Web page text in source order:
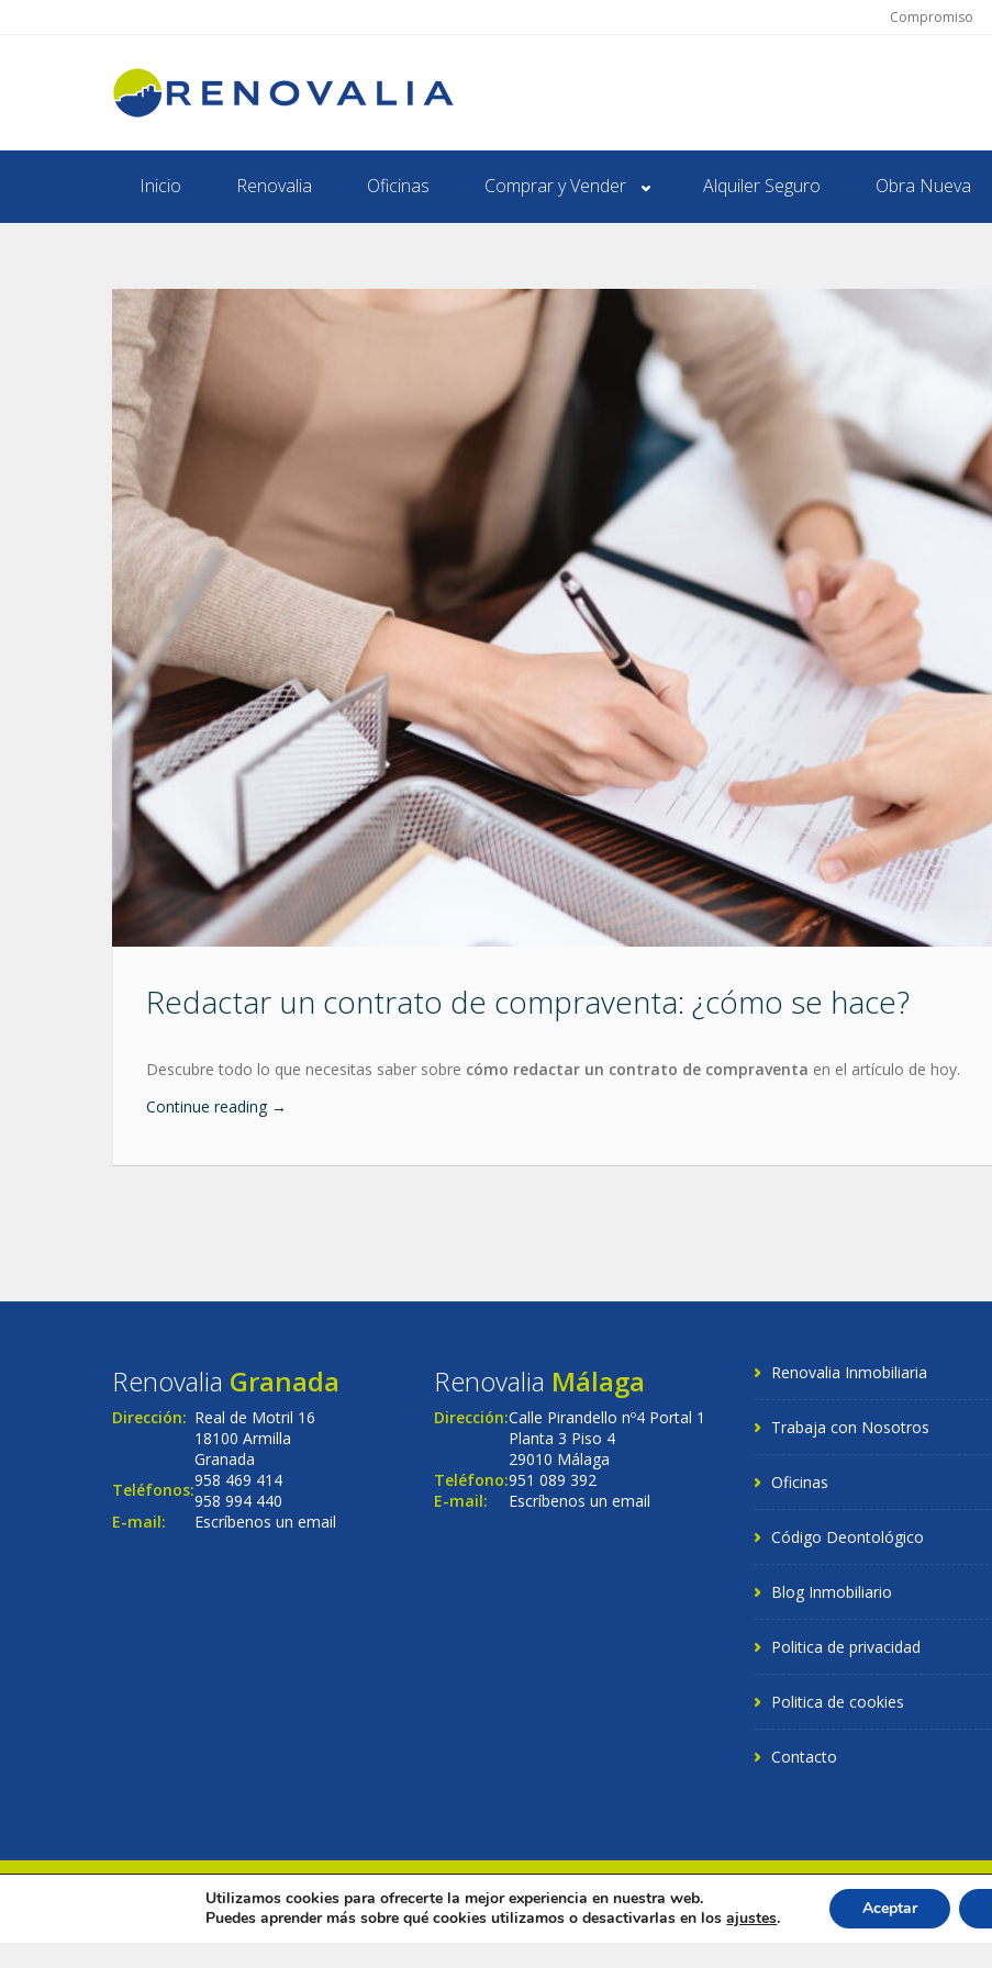
Compromiso
Inicio Renovalia Oficinas Comprar y Vender Alquiler Seguro Obra Nueva
Redactar un contrato de compraventa: ¿cómo se hace?
Descubre todo lo que necesitas saber sobre cómo redactar un contrato de compraventa en el artículo de hoy.
Continue reading →
Renovalia Granada
Dirección: Real de Motril 16
18100 Armilla
Granada
Teléfonos:958 469 414
958 994 440
E-mail:
Escríbenos un email
Renovalia Málaga
Dirección:Calle Pirandello nº4 Portal 1
Planta 3 Piso 4
29010 Málaga
Teléfono:951 089 392
E-mail:
Escríbenos un email
Renovalia Inmobiliaria
Trabaja con Nosotros
Oficinas
Código Deontológico
Blog Inmobiliario
Politica de privacidad
Politica de cookies
Contacto
© Copyright 2016Renovalia Inmobiliaria . Todos los derechos reservados.
Utilizamos cookies para ofrecerte la mejor experiencia en nuestra web.
Puedes aprender más sobre qué cookies utilizamos o desactivarlas en losajustes. Aceptar